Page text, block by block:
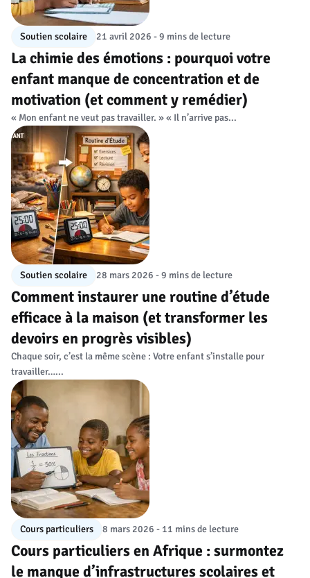
Soutien scolaire 21 avril 2026 - 9 mins de lecture
La chimie des émotions : pourquoi votre
enfant manque de concentration et de
motivation (et comment y remédier)
« Mon enfant ne veut pas travailler. » « Il n’arrive pas...
Soutien scolaire 28 mars 2026 - 9 mins de lecture
Comment instaurer une routine d’étude
efficace à la maison (et transformer les
devoirs en progrès visibles)
Chaque soir, c’est la même scène : Votre enfant s’installe pour
travailler…...
Cours particuliers 8 mars 2026 - 11 mins de lecture
Cours particuliers en Afrique : surmontez
le manque d’infrastructures scolaires et